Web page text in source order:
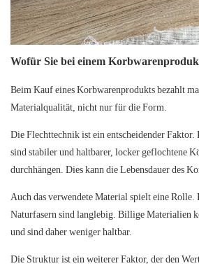
Wofür Sie bei einem
Beim Kauf einesKorbwarenproduktsbezahlt
Materialqualität, nicht nur für die Form.
Die Flechttechnik ist ein entscheidender
sind stabiler und haltbarer, locker geflochtene
durchhängen. Dies kann die Lebensdauer des
Auch das verwendete Material spielt eine
Naturfasern sind langlebig. Billige Materialien
und sind daher weniger haltbar.
Die Struktur ist ein weiterer Faktor, der den